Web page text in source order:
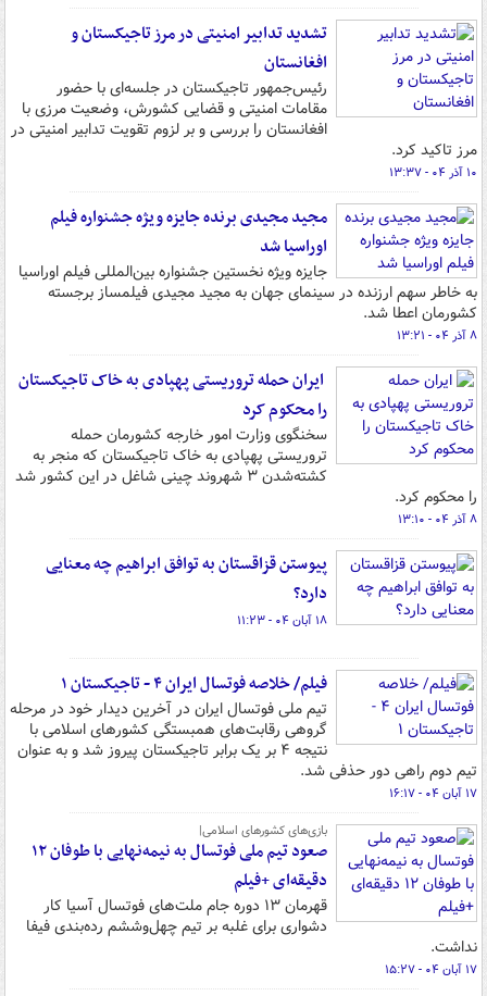
تشدید تدابیر امنیتی در مرز تاجیکستان و
افغانستان
رئیس‌جمهور تاجیکستان در جلسه‌ای با حضور
مقامات امنیتی و قضایی کشورش، وضعیت مرزی با
افغانستان را بررسی و بر لزوم تقویت تدابیر امنیتی در
مرز تاکید کرد.
۱۰ آذر ۰۴ - ۱۳:۳۷
مجید مجیدی برنده جایزه ویژه جشنواره فیلم
اوراسیا شد
جایزه ویژه نخستین جشنواره بین‌المللی فیلم اوراسیا
به خاطر سهم ارزنده در سینمای جهان به مجید مجیدی فیلمساز برجسته
کشورمان اعطا شد.
۸ آذر ۰۴ - ۱۳:۲۱
ایران حمله تروریستی پهپادی به خاک تاجیکستان
را محکوم کرد
سخنگوی وزارت امور خارجه کشورمان حمله
تروریستی پهپادی به خاک تاجیکستان که منجر به
کشته‌شدن ۳ شهروند چینی شاغل در این کشور شد
را محکوم کرد.
۸ آذر ۰۴ - ۱۳:۱۰
پیوستن قزاقستان به توافق ابراهیم چه معنایی
دارد؟
۱۸ آبان ۰۴ - ۱۱:۲۳
فیلم/ خلاصه فوتسال ایران ۴ - تاجیکستان ۱
تیم ملی فوتسال ایران در آخرین دیدار خود در مرحله
گروهی رقابت‌های همبستگی کشورهای اسلامی با
نتیجه ۴ بر یک برابر تاجیکستان پیروز شد و به عنوان
تیم دوم راهی دور حذفی شد.
۱۷ آبان ۰۴ - ۱۶:۱۷
بازی‌های کشورهای اسلامی|
صعود تیم ملی فوتسال به نیمه‌نهایی با طوفان ۱۲
دقیقه‌ای +فیلم
قهرمان ۱۳ دوره جام ملت‌های فوتسال آسیا کار
دشواری برای غلبه بر تیم چهل‌وششم رده‌بندی فیفا
نداشت.
۱۷ آبان ۰۴ - ۱۵:۲۷